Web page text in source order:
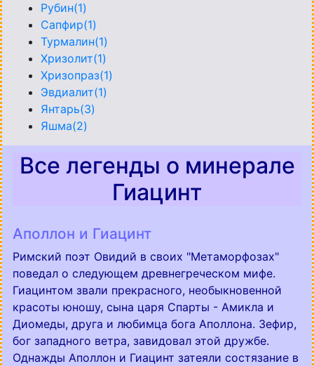
Рубин(1)
Сапфир(1)
Турмалин(1)
Хризолит(1)
Хризопраз(1)
Эвдиалит(1)
Янтарь(3)
Яшма(2)
Все легенды о минерале
Гиацинт
Аполлон и Гиацинт
Римский поэт Овидий в своих "Метаморфозах"
поведал о следующем древнегреческом мифе.
Гиацинтом звали прекрасного, необыкновенной
красоты юношу, сына царя Спарты - Амикла и
Диомеды, друга и любимца бога Аполлона. Зефир,
бог западного ветра, завидовал этой дружбе.
Однажды Аполлон и Гиацинт затеяли состязание в